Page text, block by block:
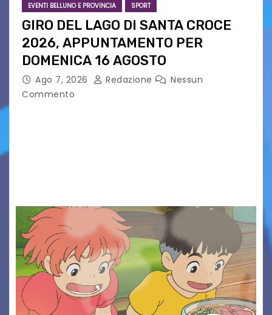
EVENTI BELLUNO E PROVINCIA SPORT
GIRO DEL LAGO DI SANTA CROCE
2026, APPUNTAMENTO PER
DOMENICA 16 AGOSTO
Ago 7, 2026 Redazione
Nessun
Commento